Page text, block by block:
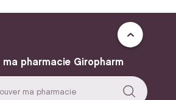
ma pharmacie Giropharm